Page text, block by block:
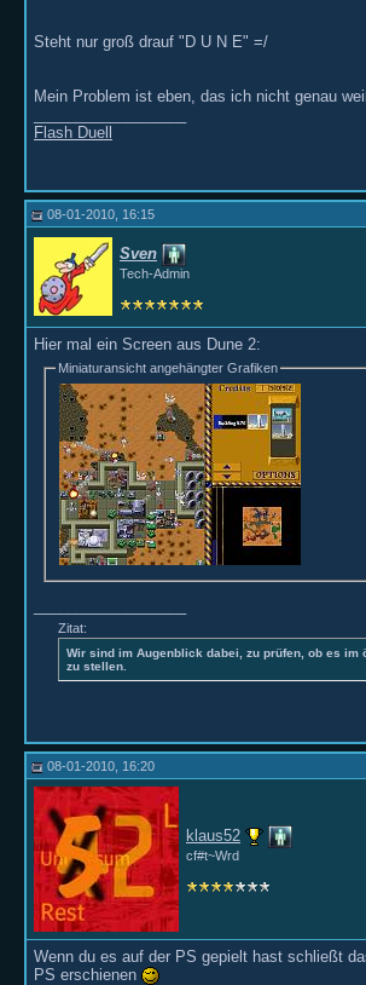
Steht nur groß drauf "D U N E" =/
Mein Problem ist eben, das ich nicht genau
Flash Duell
08-01-2010, 16:15
Sven
Tech-Admin
Hier mal ein Screen aus Dune 2:
Miniaturansicht angehängter Grafiken
Zitat:
Wir sind im Augenblick dabei, zu prüfen, ob es
zu stellen.
08-01-2010, 16:20
klaus52
cf#t~Wrd
Wenn du es auf der PS gepielt hast schließt
PS erschienen